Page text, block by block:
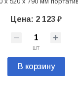
Цена: 2 123 ₽
шт
В корзину